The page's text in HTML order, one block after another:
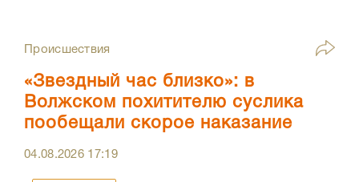
Происшествия
«Звездный час близко»: в
Волжском похитителю суслика
пообещали скорое наказание
04.08.2026 17:19